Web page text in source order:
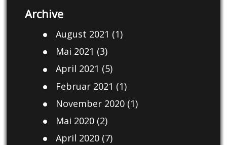
Archive
August 2021 (1)
Mai 2021 (3)
April 2021 (5)
Februar 2021 (1)
November 2020(1)
Mai 2020(2)
April 2020(7)